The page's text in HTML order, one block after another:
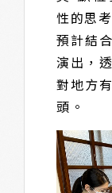
性的思考
預計結
演出，
對地方
頭。